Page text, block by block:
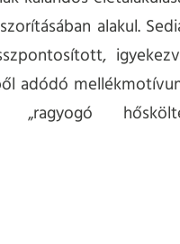
alakul.
adódó
„ragyogó